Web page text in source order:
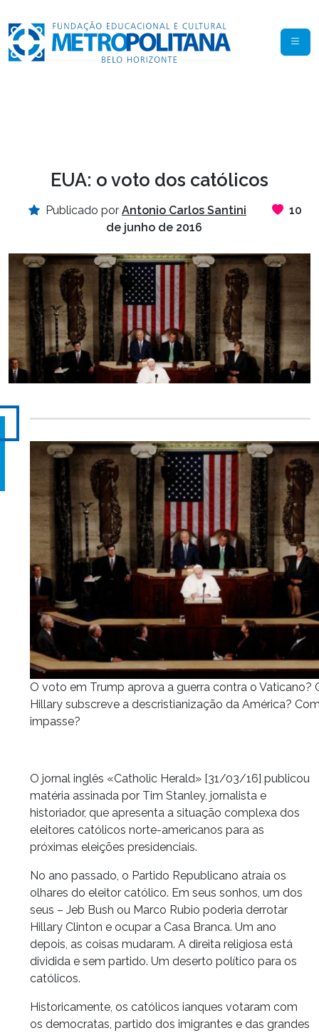
EUA: o voto dos católicos
Publicado por Antonio Carlos Santini
10
de junho de 2016
O voto em Trump aprova a guerra contra o Vaticano?
Hillary subscreve a descristianização da América?
impasse?
O jornal inglês «Catholic Herald» [31/03/16] publicou
matéria assinada por Tim Stanley, jornalista e
historiador, que apresenta a situação complexa dos
eleitores católicos norte-americanos para as
próximas eleições presidenciais.
No ano passado, o Partido Republicano atraía os
olhares do eleitor católico. Em seus sonhos, um dos
seus – Jeb Bush ou Marco Rubio poderia derrotar
Hillary Clinton e ocupar a Casa Branca. Um ano
depois, as coisas mudaram. A direita religiosa está
dividida e sem partido. Um deserto político para os
católicos.
Historicamente, os católicos ianques votaram com
os democratas, partido dos imigrantes e das grandes